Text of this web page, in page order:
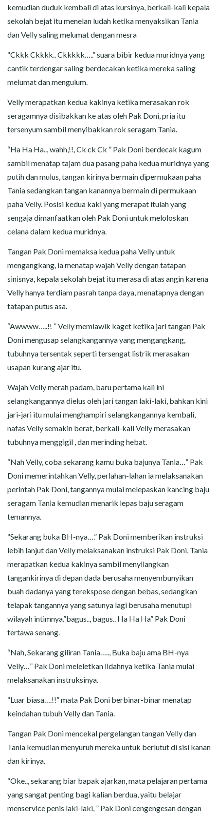
kemudian duduk kembali di atas kursinya, berkali-kali kepala
sekolah bejat itu menelan ludah ketika menyaksikan Tania
dan Velly saling melumat dengan mesra
“Ckkk Ckkkk.. Ckkkkk…..” suara bibir kedua muridnya yang
cantik terdengar saling berdecakan ketika mereka saling
melumat dan mengulum.
Velly merapatkan kedua kakinya ketika merasakan rok
seragamnya disibakkan ke atas oleh Pak Doni, pria itu
tersenyum sambil menyibakkan rok seragam Tania.
“Ha Ha Ha.., wahh,!!, Ck ck Ck ” Pak Doni berdecak kagum
sambil menatap tajam dua pasang paha kedua muridnya yang
putih dan mulus, tangan kirinya bermain dipermukaan paha
Tania sedangkan tangan kanannya bermain di permukaan
paha Velly. Posisi kedua kaki yang merapat itulah yang
sengaja dimanfaatkan oleh Pak Doni untuk meloloskan
celana dalam kedua muridnya.
Tangan Pak Doni memaksa kedua paha Velly untuk
mengangkang, ia menatap wajah Velly dengan tatapan
sinisnya, kepala sekolah bejat itu merasa di atas angin karena
Velly hanya terdiam pasrah tanpa daya, menatapnya dengan
tatapan putus asa.
“Awwww…..!! ” Velly memiawik kaget ketika jari tangan Pak
Doni mengusap selangkangannya yang mengangkang,
tubuhnya tersentak seperti tersengat listrik merasakan
usapan kurang ajar itu.
Wajah Velly merah padam, baru pertama kali ini
selangkangannya dielus oleh jari tangan laki-laki, bahkan kini
jari-jari itu mulai menghampiri selangkangannya kembali,
nafas Velly semakin berat, berkali-kali Velly merasakan
tubuhnya menggigil , dan merinding hebat.
“Nah Velly, coba sekarang kamu buka bajunya Tania…” Pak
Doni memerintahkan Velly, perlahan-lahan ia melaksanakan
perintah Pak Doni, tangannya mulai melepaskan kancing baju
seragam Tania kemudian menarik lepas baju seragam
temannya.
“Sekarang buka BH-nya….” Pak Doni memberikan instruksi
lebih lanjut dan Velly melaksanakan instruksi Pak Doni, Tania
merapatkan kedua kakinya sambil menyilangkan
tangankirinya di depan dada berusaha menyembunyikan
buah dadanya yang terekspose dengan bebas, sedangkan
telapak tangannya yang satunya lagi berusaha menutupi
wilayah intimnya.”bagus.., bagus.. Ha Ha Ha” Pak Doni
tertawa senang.
“Nah, Sekarang giliran Tania….., Buka baju ama BH-nya
Velly…” Pak Doni meleletkan lidahnya ketika Tania mulai
melaksanakan instruksinya.
“Luar biasa….!!” mata Pak Doni berbinar-binar menatap
keindahan tubuh Velly dan Tania.
Tangan Pak Doni mencekal pergelangan tangan Velly dan
Tania kemudian menyuruh mereka untuk berlutut di sisi kanan
dan kirinya.
“Oke.., sekarang biar bapak ajarkan, mata pelajaran pertama
yang sangat penting bagi kalian berdua, yaitu belajar
menservice penis laki-laki, ” Pak Doni cengengesan dengan